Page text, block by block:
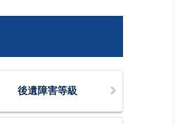
後遺障害等級